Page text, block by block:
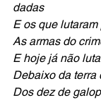
dadas
E os que
As armas do
E hoje já não
Debaixo da terra
Dos dez de